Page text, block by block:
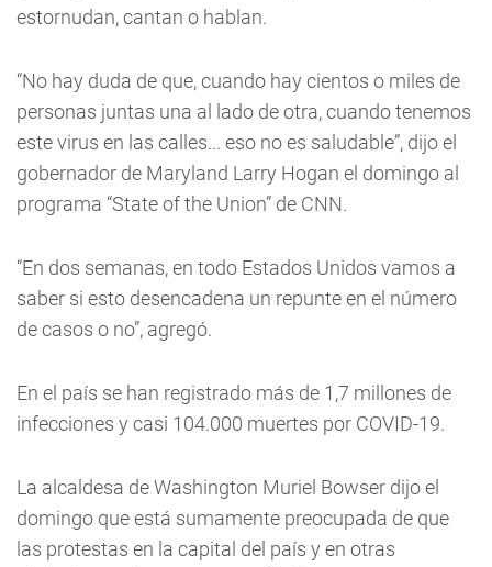
estornudan, cantan o hablan.
“No hay duda de que, cuando hay cientos o miles de
personas juntas una al lado de otra, cuando tenemos
este virus en las calles... eso no es saludable”, dijo el
gobernador de Maryland Larry Hogan el domingo al
programa “State of the Union” de CNN.
“En dos semanas, en todo Estados Unidos vamos a
saber si esto desencadena un repunte en el número
de casos o no”, agregó.
En el país se han registrado más de 1,7 millones de
infecciones y casi 104.000 muertes por COVID-19.
La alcaldesa de Washington Muriel Bowser dijo el
domingo que está sumamente preocupada de que
las protestas en la capital del país y en otras